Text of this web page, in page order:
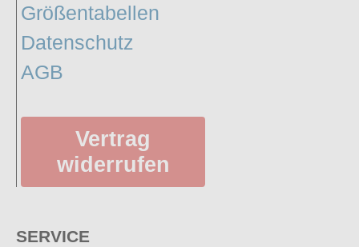
Größentabellen
Datenschutz
AGB
Vertrag
widerrufen
SERVICE